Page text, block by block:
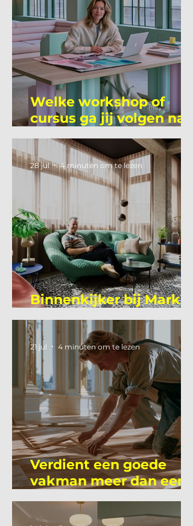
Welke workshop of
cursus ga jij volgen na
je vakantie?
Binnenkijker bij Mark
Mutsaers
28 jul 4 minuten om te lezen
Verdient een goede
vakman meer dan een
gemiddelde
academicus?
21 jul 4 minuten om te lezen